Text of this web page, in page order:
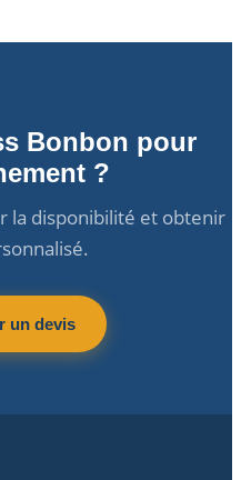
Bonbon pour
?
la disponibilité et obtenir
un devis